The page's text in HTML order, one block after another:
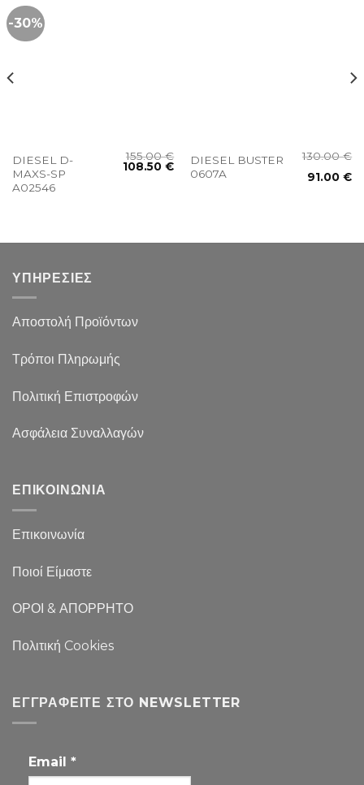
-30%
DIESEL D-
MAXS-SP
A02546
155.00€
108.50€
DIESEL BUSTER
0607A
130.00€
91.00€
ΥΠΗΡΕΣΙΕΣ
Αποστολή Προϊόντων
Τρόποι Πληρωμής
Πολιτική Επιστροφών
Ασφάλεια Συναλλαγών
ΕΠΙΚΟΙΝΩΝΙΑ
Επικοινωνία
Ποιοί Είμαστε
ΟΡΟΙ & ΑΠΟΡΡΗΤΟ
Πολιτική Cookies
ΕΓΓΡΑΦΕΊΤΕ ΣΤΟ NEWSLETTER
Email *